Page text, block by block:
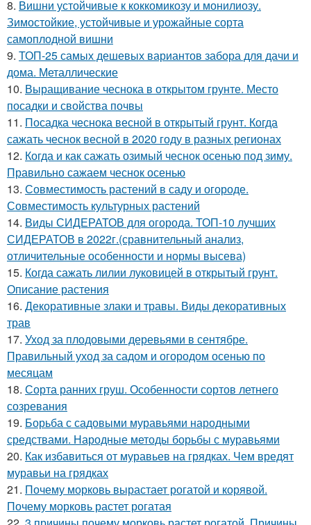
8. Вишни устойчивые к коккомикозу и монилиозу.
Зимостойкие, устойчивые и урожайные сорта
самоплодной вишни
9. ТОП-25 самых дешевых вариантов забора для дачи и
дома. Металлические
10. Выращивание чеснока в открытом грунте. Место
посадки и свойства почвы
11. Посадка чеснока весной в открытый грунт. Когда
сажать чеснок весной в 2020 году в разных регионах
12. Когда и как сажать озимый чеснок осенью под зиму.
Правильно сажаем чеснок осенью
13. Совместимость растений в саду и огороде.
Совместимость культурных растений
14. Виды СИДЕРАТОВ для огорода. ТОП-10 лучших
СИДЕРАТОВ в 2022г.(сравнительный анализ,
отличительные особенности и нормы высева)
15. Когда сажать лилии луковицей в открытый грунт.
Описание растения
16. Декоративные злаки и травы. Виды декоративных
трав
17. Уход за плодовыми деревьями в сентябре.
Правильный уход за садом и огородом осенью по
месяцам
18. Сорта ранних груш. Особенности сортов летнего
созревания
19. Борьба с садовыми муравьями народными
средствами. Народные методы борьбы с муравьями
20. Как избавиться от муравьев на грядках. Чем вредят
муравьи на грядках
21. Почему морковь вырастает рогатой и корявой.
Почему морковь растет рогатая